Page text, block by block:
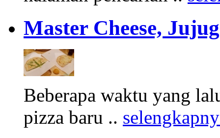
Master Cheese,
Beberapa waktu yang
pizza baru ..